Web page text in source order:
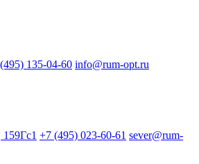
135-04-60 info@rum-opt.ru
+7 (495) 023-60-61 sever@rum-